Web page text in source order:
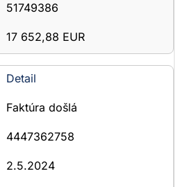
51749386
17 652,88 EUR
Detail
Faktúra došlá
4447362758
2.5.2024